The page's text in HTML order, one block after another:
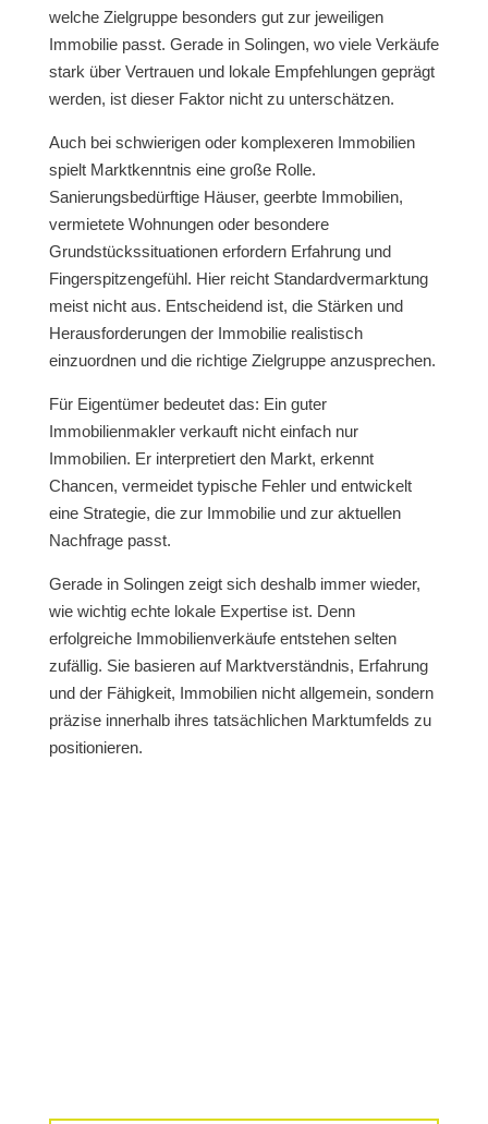
welche Zielgruppe besonders gut zur jeweiligen
Immobilie passt. Gerade in Solingen, wo viele Verkäufe
stark über Vertrauen und lokale Empfehlungen geprägt
werden, ist dieser Faktor nicht zu unterschätzen.
Auch bei schwierigen oder komplexeren Immobilien
spielt Marktkenntnis eine große Rolle.
Sanierungsbedürftige Häuser, geerbte Immobilien,
vermietete Wohnungen oder besondere
Grundstückssituationen erfordern Erfahrung und
Fingerspitzengefühl. Hier reicht Standardvermarktung
meist nicht aus. Entscheidend ist, die Stärken und
Herausforderungen der Immobilie realistisch
einzuordnen und die richtige Zielgruppe anzusprechen.
Für Eigentümer bedeutet das: Ein guter
Immobilienmakler verkauft nicht einfach nur
Immobilien. Er interpretiert den Markt, erkennt
Chancen, vermeidet typische Fehler und entwickelt
eine Strategie, die zur Immobilie und zur aktuellen
Nachfrage passt.
Gerade in Solingen zeigt sich deshalb immer wieder,
wie wichtig echte lokale Expertise ist. Denn
erfolgreiche Immobilienverkäufe entstehen selten
zufällig. Sie basieren auf Marktverständnis, Erfahrung
und der Fähigkeit, Immobilien nicht allgemein, sondern
präzise innerhalb ihres tatsächlichen Marktumfelds zu
positionieren.